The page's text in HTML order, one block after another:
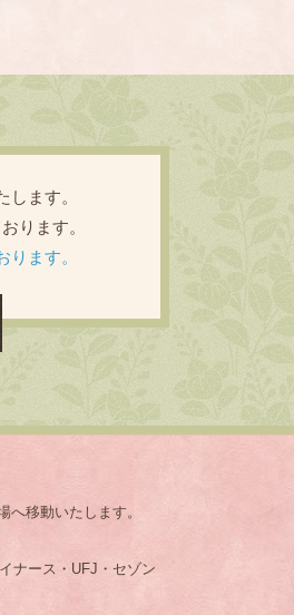
ます。
ります。
ます。
移動いたします。
ナース・UFJ・セゾン